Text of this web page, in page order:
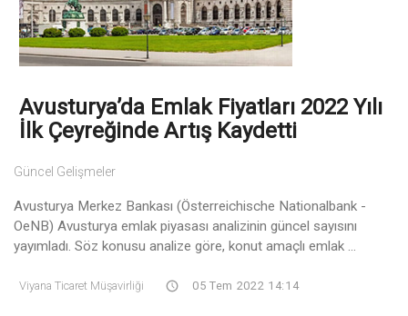
Avusturya’da Emlak Fiyatları 2022 Yılı
İlk Çeyreğinde Artış Kaydetti
Güncel Gelişmeler
Avusturya Merkez Bankası (Österreichische Nationalbank -
OeNB) Avusturya emlak piyasası analizinin güncel sayısını
yayımladı. Söz konusu analize göre, konut amaçlı emlak ...
Viyana Ticaret Müşavirliği 05 Tem 2022 14:14